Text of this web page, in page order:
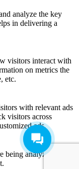
analyze the key
in delivering a
visitors interact with
on metrics the
etc.
with relevant ads
visitors across
ads.
being analyzed and